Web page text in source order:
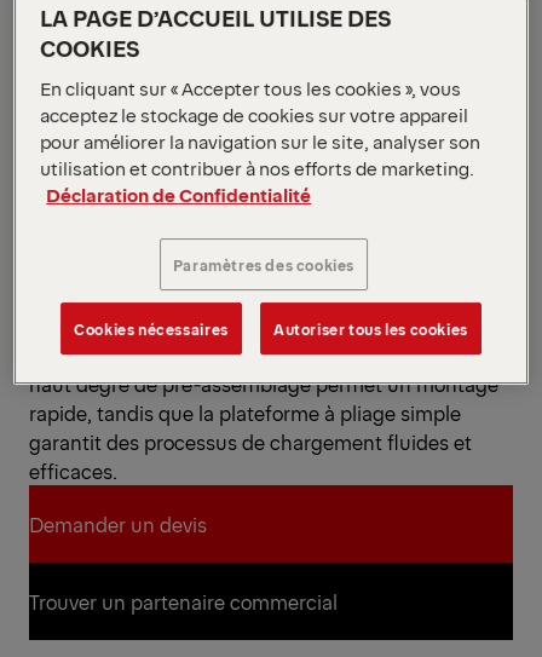
HAYON ÉLÉVATEUR
Spécifications clés
Capacité 2 000 kg
Hydraulique du
cadre de levage
2 vérins de levage / 2 vérins
d’inclinaison / 1 vérin de
Mesure du déport
Voir toutes les spécifications
Le MBB R 2000 L TRAILER, l’un des modèles les plus
appréciés pour les applications sur remorque, séduit
par ses performances élevées et son efficacité. Son
haut degré de pré-assemblage permet un montage
rapide, tandis que la plateforme à pliage simple
garantit des processus de chargement fluides et
efficaces.
Demander un devis
Demander un devis
Trouver un partenaire commercial
LA PAGE D’ACCUEIL UTILISE DES
COOKIES
En cliquant sur « Accepter tous les cookies », vous
acceptez le stockage de cookies sur votre appareil
pour améliorer la navigation sur le site, analyser son
utilisation et contribuer à nos efforts de marketing.
Déclaration de Confidentialité
Paramètres des cookies
Cookies nécessaires Autoriser tous les cookies